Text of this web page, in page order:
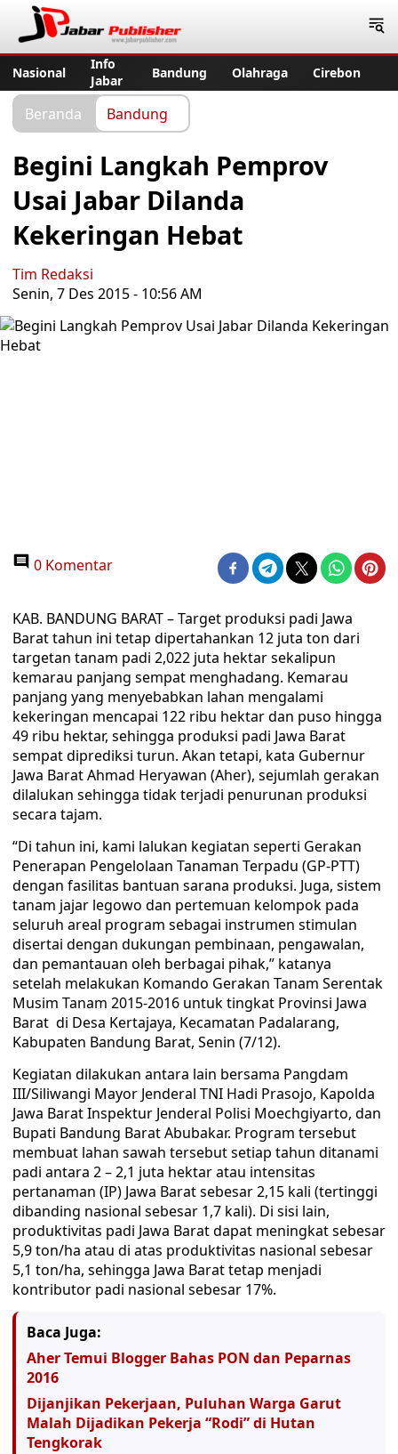
Nasional
Info
Jabar
Bandung Olahraga Cirebon
Beranda Bandung
Begini Langkah Pemprov
Usai Jabar Dilanda
Kekeringan Hebat
Tim Redaksi
Senin, 7 Des 2015 - 10:56 AM
0 Komentar
KAB. BANDUNG BARAT – Target produksi padi Jawa
Barat tahun ini tetap dipertahankan 12 juta ton dari
targetan tanam padi 2,022 juta hektar sekalipun
kemarau panjang sempat menghadang. Kemarau
panjang yang menyebabkan lahan mengalami
kekeringan mencapai 122 ribu hektar dan puso hingga
49 ribu hektar, sehingga produksi padi Jawa Barat
sempat diprediksi turun. Akan tetapi, kata Gubernur
Jawa Barat Ahmad Heryawan (Aher), sejumlah gerakan
dilalukan sehingga tidak terjadi penurunan produksi
secara tajam.
“Di tahun ini, kami lalukan kegiatan seperti Gerakan
Penerapan Pengelolaan Tanaman Terpadu (GP-PTT)
dengan fasilitas bantuan sarana produksi. Juga, sistem
tanam jajar legowo dan pertemuan kelompok pada
seluruh areal program sebagai instrumen stimulan
disertai dengan dukungan pembinaan, pengawalan,
dan pemantauan oleh berbagai pihak,” katanya
setelah melakukan Komando Gerakan Tanam Serentak
Musim Tanam 2015-2016 untuk tingkat Provinsi Jawa
Barat di Desa Kertajaya, Kecamatan Padalarang,
Kabupaten Bandung Barat, Senin (7/12).
Kegiatan dilakukan antara lain bersama Pangdam
III/Siliwangi Mayor Jenderal TNI Hadi Prasojo, Kapolda
Jawa Barat Inspektur Jenderal Polisi Moechgiyarto, dan
Bupati Bandung Barat Abubakar. Program tersebut
membuat lahan sawah tersebut setiap tahun ditanami
padi antara 2 – 2,1 juta hektar atau intensitas
pertanaman (IP) Jawa Barat sebesar 2,15 kali (tertinggi
dibanding nasional sebesar 1,7 kali). Di sisi lain,
produktivitas padi Jawa Barat dapat meningkat sebesar
5,9 ton/ha atau di atas produktivitas nasional sebesar
5,1 ton/ha, sehingga Jawa Barat tetap menjadi
kontributor padi nasional sebesar 17%.
Baca Juga:
Aher Temui Blogger Bahas PON dan Peparnas
2016
Dijanjikan Pekerjaan, Puluhan Warga Garut
Malah Dijadikan Pekerja “Rodi” di Hutan
Tengkorak